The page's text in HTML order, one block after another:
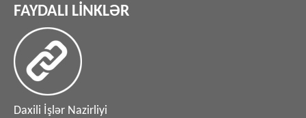
FAYDALI LİNKLƏR
Daxili İşlər Nazirliyi